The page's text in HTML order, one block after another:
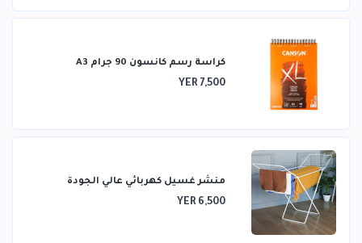
كراسة رسم كانسون 90 جرام A3
YER 7,500
منشر غسيل كهربائي عالي الجودة
YER 6,500